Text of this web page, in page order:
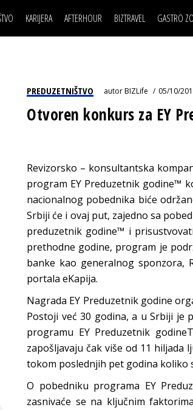
KARIJERA
MOJ UGAO
USAVRŠAVANJE
AFTERHOUR
AUTO SVET
STIL
BIZTRAVEL GASTRO
POSAO
USAVRŠAVANJE
KNOW-HOW
FILM I SCENA
STIL
WELLBEING
PREDUZETNIŠTVO autorBIZLife 05/10/
Otvoren konkurs za EY
Revizorsko – konsultantska
program EY Preduzetnik godine™
nacionalnog pobednika biće
Srbiji će i ovaj put, zajedno sa
preduzetnik godine™ i
prethodne godine, program je
banke kao generalnog sponzora,
portala eKapija.
Nagrada EY Preduzetnik godine
Postoji već 30 godina, a u Srbiji je
programu EY Preduzetnik
zapošljavaju čak više od 11 hiljada
tokom poslednjih pet godina koliko
O pobedniku programa EY
zasnivaće se na ključnim